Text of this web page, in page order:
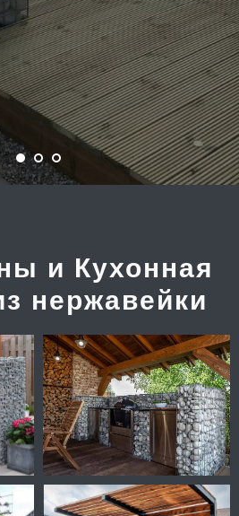
кухни
с друзьями и ярким
вашего сада
и Кухонная
нержавейки